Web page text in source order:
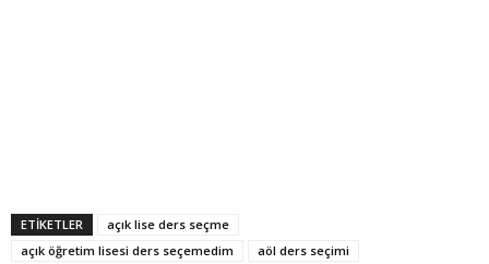
ETİKETLER
açık lise ders seçme
açık öğretim lisesi ders seçemedim
aöl ders seçimi